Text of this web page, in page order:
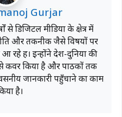
Gurjar
से डिजिटल मीडिया के क्षेत्र में
और तकनीक जैसे विषयों पर
हैं। इन्होंने देश-दुनिया की
कवर किया है और पाठकों तक
जानकारी पहुँचाने का काम
है।